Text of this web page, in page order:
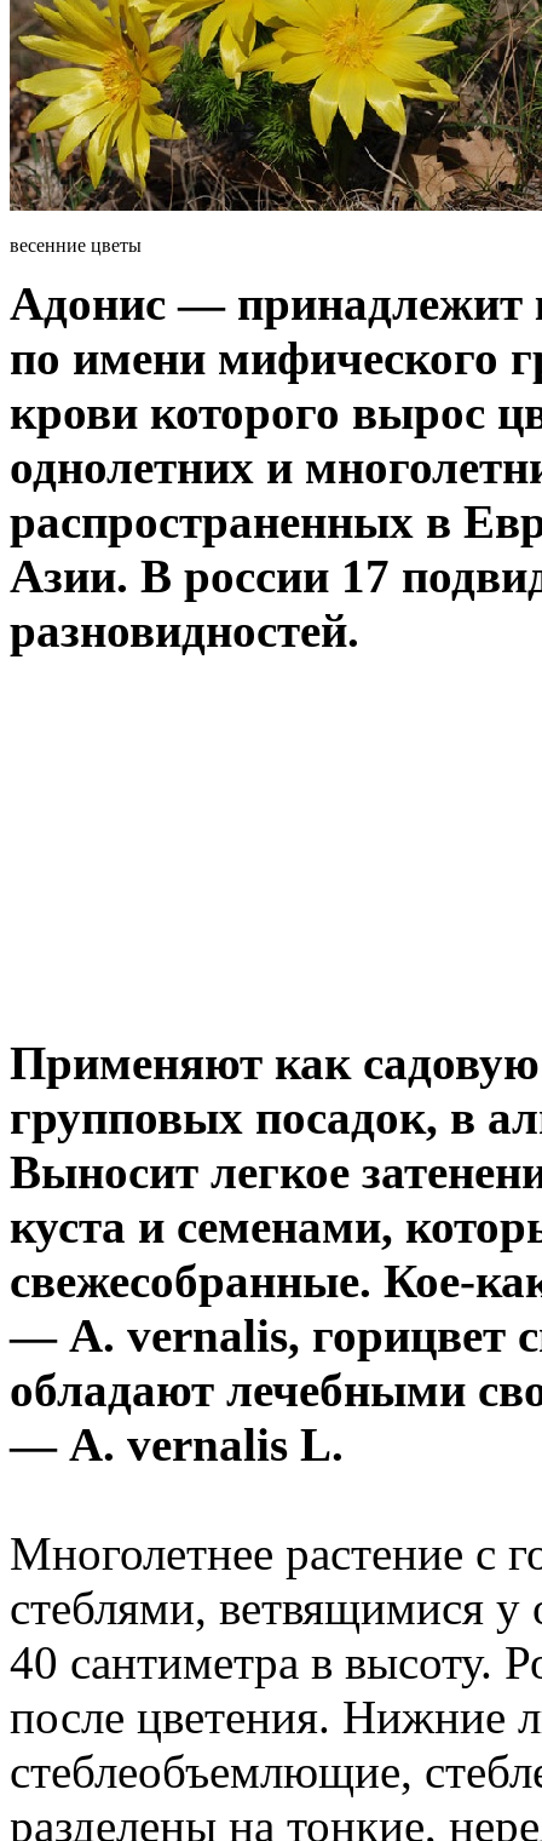
весенние цветы
Адонис — принадлежит
по имени мифического
крови которого вырос
однолетних и
распространенных в
Азии. В россии 17
разновидностей.
Применяют как
групповых посадок, в
Выносит легкое
куста и семенами,
свежесобранные. Кое-
— A. vernalis, горицвет
обладают лечебными
— A. vernalis L.
Многолетнее растение с
стеблями, ветвящимися у
40 сантиметра в высоту.
после цветения. Нижние
стеблеобъемлющие,
разделены на тонкие,